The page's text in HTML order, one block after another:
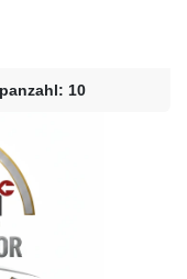
10​